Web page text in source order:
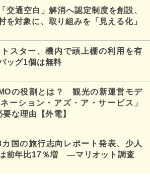
交通空白」解消へ認定制度を創設、
を対象に、取り組みを「見える化」
スター、機内で頭上棚の利用を有
ッグ1個は無料
の役割とは？ 観光の新運営モデ
ーション・アズ・ア・サービス」
要な理由【外電】
国の旅行志向レポート発表、少人
前年比17％増 ―マリオット調査